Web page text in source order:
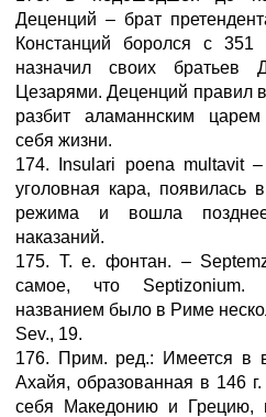
Деценций – брат
Констанций боролся с
назначил своих братьев
Цезарями. Деценций правил
разбит аламаннским
себя жизни.
174. Insulari poena multavit
уголовная кара, появилась
режима и вошла
наказаний.
175. Т. е. фонтан. –
самое, что
названием было в Риме
Sev., 19.
176. Прим. ред.: Имеется в
Ахайя, образованная в 146
себя Македонию и Грецию,